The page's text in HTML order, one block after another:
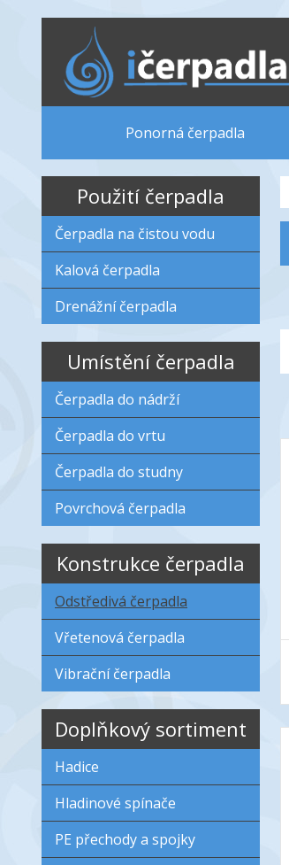
Ponorná čerpadla
Použití čerpadla
Čerpadla na čistou vodu
Kalová čerpadla
Drenážní čerpadla
Umístění čerpadla
Čerpadla do nádrží
Čerpadla do vrtu
Čerpadla do studny
Povrchová čerpadla
Konstrukce čerpadla
Odstředivá čerpadla
Vřetenová čerpadla
Vibrační čerpadla
Doplňkový sortiment
Hadice
Hladinové spínače
PE přechody a spojky